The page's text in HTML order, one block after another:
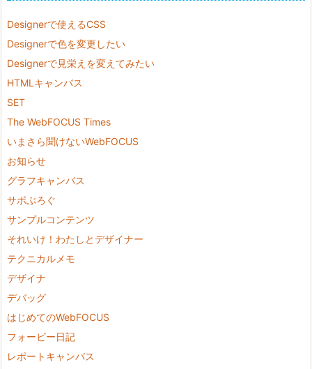
Designerで使えるCSS
Designerで色を変更したい
Designerで見栄えを変えてみたい
HTMLキャンバス
SET
The WebFOCUS Times
いまさら聞けないWebFOCUS
お知らせ
グラフキャンバス
サポぶろぐ
サンプルコンテンツ
それいけ！わたしとデザイナー
テクニカルメモ
デザイナ
デバッグ
はじめてのWebFOCUS
フォービー日記
レポートキャンバス